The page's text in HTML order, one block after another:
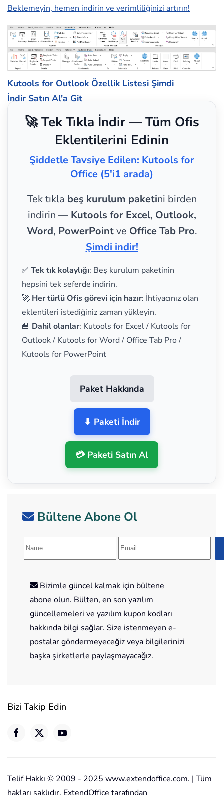
Beklemeyin, hemen indirin ve verimliliğinizi artırın!
Kutools for Outlook Özellik Listesi Şimdi
İndir Satın Al'a Git
🚀 Tek Tıkla İndir — Tüm Ofis
Eklentilerini Edinin
Şiddetle Tavsiye Edilen: Kutools for
Office (5'i1 arada)
Tek tıkla beş kurulum paketini birden
indirin — Kutools for Excel, Outlook,
Word, PowerPointve Office Tab Pro.
Şimdi indir!
✅ Tek tık kolaylığı: Beş kurulum paketinin
hepsini tek seferde indirin.
🚀 Her türlü Ofis görevi için hazır: İhtiyacınız olan
eklentileri istediğiniz zaman yükleyin.
🧰 Dahil olanlar: Kutools for Excel / Kutools for
Outlook / Kutools for Word / Office Tab Pro /
Kutools for PowerPoint
Paket Hakkında
⬇ Paketi İndir
💳 Paketi Satın Al
Bültene Abone Ol
Bizimle güncel kalmak için bültene
abone olun. Bülten, en son yazılım
güncellemeleri ve yazılım kupon kodları
hakkında bilgi sağlar. Size istenmeyen e-
postalar göndermeyeceğiz veya bilgilerinizi
başka şirketlerle paylaşmayacağız.
Bizi Takip Edin
Telif Hakkı © 2009 - 2025 www.extendoffice.com. | Tüm
hakları saklıdır. ExtendOffice tarafından